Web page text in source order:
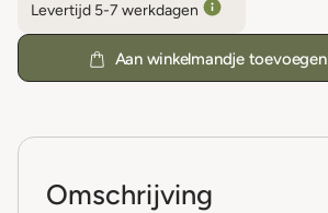
Levertijd 5-7 werkdagen
Aan winkelmandje toevoegen
Omschrijving